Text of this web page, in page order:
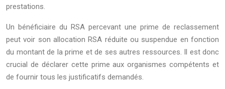
prestations.
Un bénéficiaire du RSA percevant une prime de reclassement
peut voir son allocation RSA réduite ou suspendue en fonction
du montant de la prime et de ses autres ressources. Il est donc
crucial de déclarer cette prime aux organismes compétents et
de fournir tous les justificatifs demandés.